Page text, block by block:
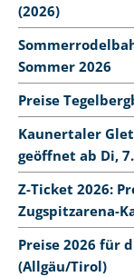
(2026)
Sommer 2026
Preise
Kaunertaler
geöffnet ab Di,
Z-Ticket 2026:
Zugspitzarena-
Preise 2026 für
(Allgäu/Tirol)